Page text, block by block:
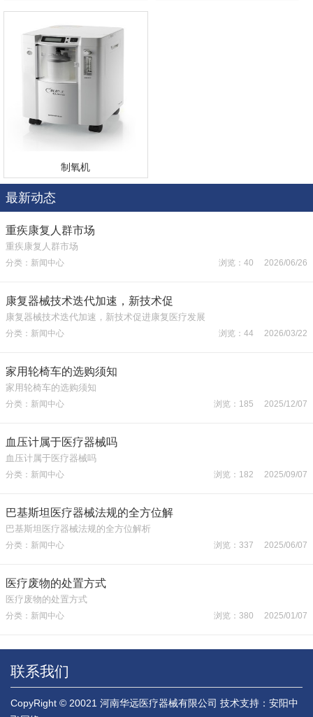
制氧机
最新动态
重疾康复人群市场
重疾康复人群市场
分类：新闻中心 浏览：40 2026/06/26
康复器械技术迭代加速，新技术促
康复器械技术迭代加速，新技术促进康复医疗发展
分类：新闻中心 浏览：44 2026/03/22
家用轮椅车的选购须知
家用轮椅车的选购须知
分类：新闻中心 浏览：185 2025/12/07
血压计属于医疗器械吗
血压计属于医疗器械吗
分类：新闻中心 浏览：182 2025/09/07
巴基斯坦医疗器械法规的全方位解
巴基斯坦医疗器械法规的全方位解析
分类：新闻中心 浏览：337 2025/06/07
医疗废物的处置方式
医疗废物的处置方式
分类：新闻中心 浏览：380 2025/01/07
联系我们
CopyRight © 20021 河南华远医疗器械有限公司 技术支持：安阳中